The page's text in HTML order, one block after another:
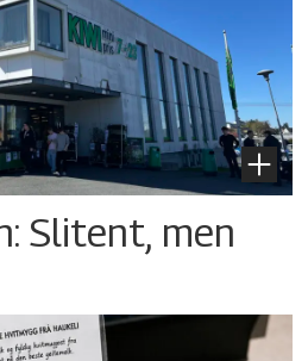
Slitent, men